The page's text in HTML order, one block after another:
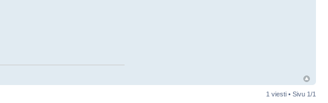
1 viesti • Sivu 1 /1